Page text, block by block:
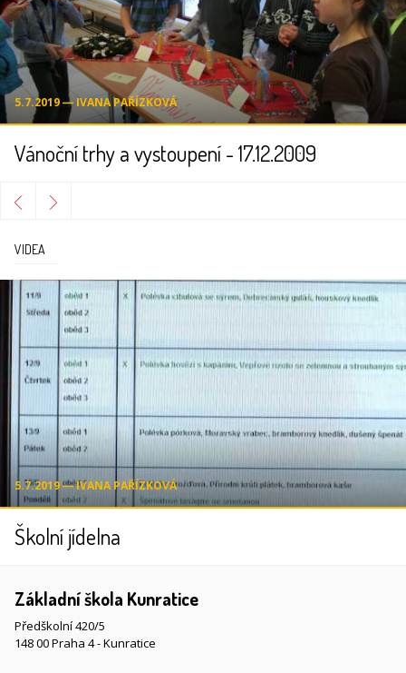
5.7.2019 ― IVANA PAŘÍZKOVÁ
Vánoční trhy a vystoupení - 17.12.2009
VIDEA
5.7.2019 ― IVANA PAŘÍZKOVÁ
Školní jídelna
Základní škola Kunratice
Předškolní 420/5
148 00 Praha 4 - Kunratice